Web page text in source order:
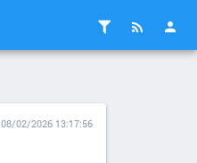
08/02/2026 13:17:56